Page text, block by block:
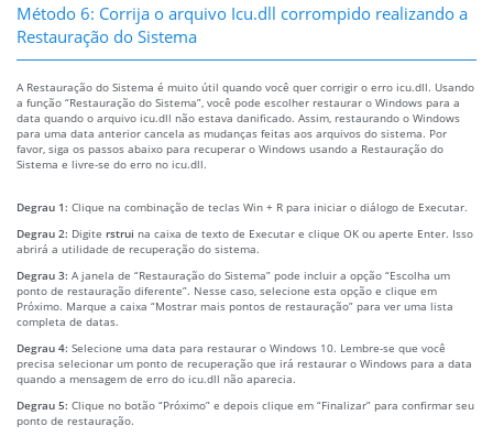
Método 6: Corrija o arquivo Icu.dll corrompido realizando a
Restauração do Sistema
A Restauração do Sistema é muito útil quando você quer corrigir o erro icu.dll. Usando
a função “Restauração do Sistema”, você pode escolher restaurar o Windows para a
data quando o arquivo icu.dll não estava danificado. Assim, restaurando o Windows
para uma data anterior cancela as mudanças feitas aos arquivos do sistema. Por
favor, siga os passos abaixo para recuperar o Windows usando a Restauração do
Sistema e livre-se do erro no icu.dll.
Degrau 1: Clique na combinação de teclas Win + R para iniciar o diálogo de Executar.
Degrau 2: Digite rstrui na caixa de texto de Executar e clique OK ou aperte Enter. Isso
abrirá a utilidade de recuperação do sistema.
Degrau 3: A janela de “Restauração do Sistema” pode incluir a opção “Escolha um
ponto de restauração diferente”. Nesse caso, selecione esta opção e clique em
Próximo. Marque a caixa “Mostrar mais pontos de restauração” para ver uma lista
completa de datas.
Degrau 4: Selecione uma data para restaurar o Windows 10. Lembre-se que você
precisa selecionar um ponto de recuperação que irá restaurar o Windows para a data
quando a mensagem de erro do icu.dll não aparecia.
Degrau 5: Clique no botão “Próximo” e depois clique em “Finalizar” para confirmar seu
ponto de restauração.